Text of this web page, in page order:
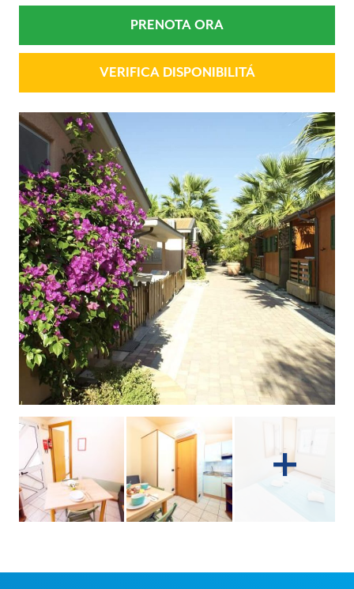
PRENOTA ORA
VERIFICA DISPONIBILITÁ